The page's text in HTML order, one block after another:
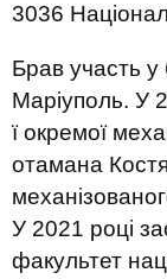
3036
Брав участь
Маріуполь. У
ї окремої
отамана
У 2021 році
факультет